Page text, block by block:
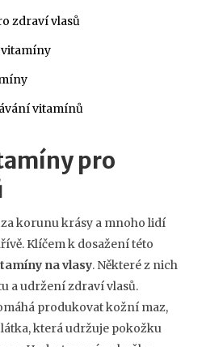
zdraví vlasů
vitamíny
vitamínů
pro
korunu krásy a mnoho lidí
Klíčem k dosažení této
na vlasy. Některé z nich
a udržení zdraví vlasů.
produkovat kožní maz,
která udržuje pokožku